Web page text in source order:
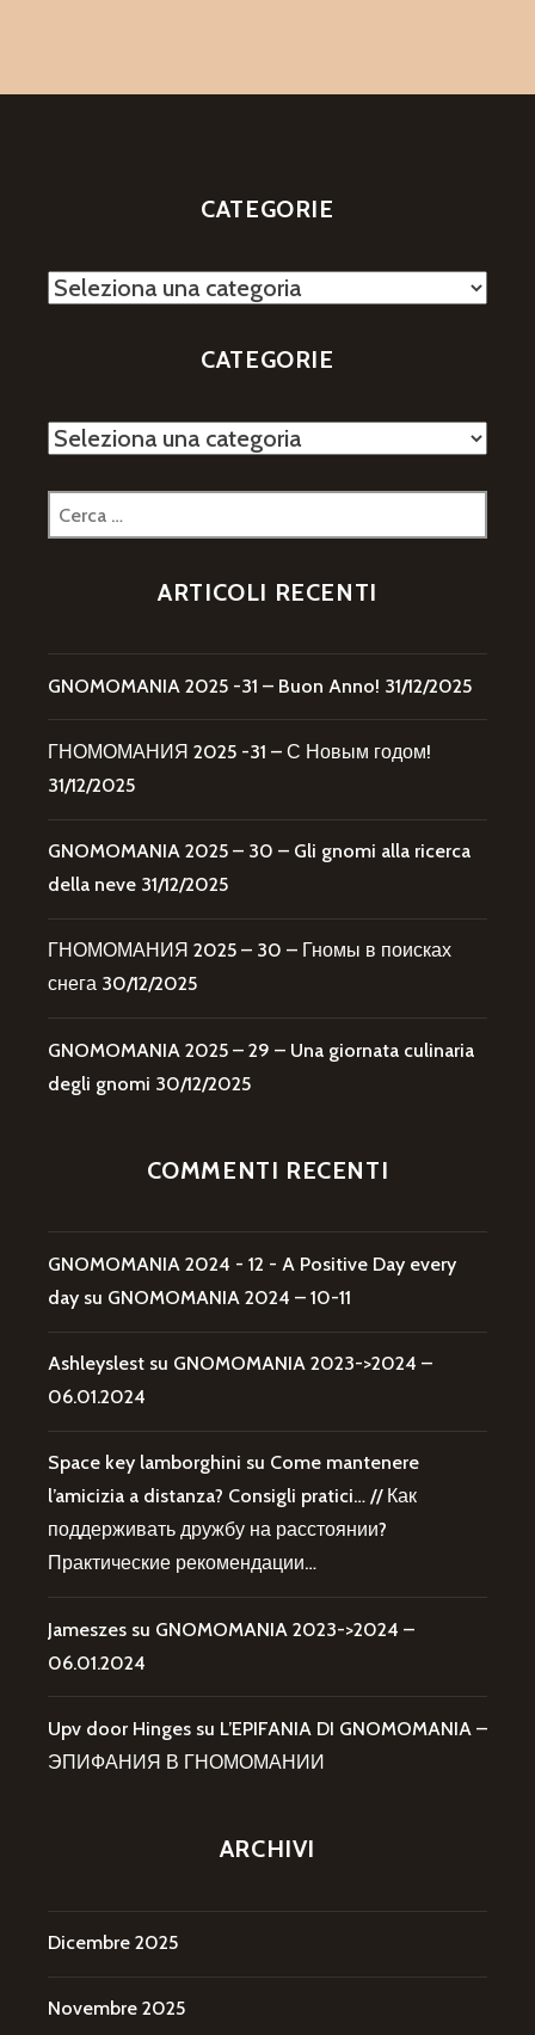
CATEGORIE
Categorie
CATEGORIE
Categorie
Ricerca
per:
ARTICOLI RECENTI
GNOMOMANIA 2025 -31 – Buon Anno! 31/12/2025
ГНОМОМАНИЯ 2025 -31 – С Новым годом!
31/12/2025
GNOMOMANIA 2025 – 30 – Gli gnomi alla ricerca
della neve 31/12/2025
ГНОМОМАНИЯ 2025 – 30 – Гномы в поисках
снега 30/12/2025
GNOMOMANIA 2025 – 29 – Una giornata culinaria
degli gnomi 30/12/2025
COMMENTI RECENTI
GNOMOMANIA 2024 - 12 - A Positive Day every
day su GNOMOMANIA 2024 – 10-11
Ashleyslest su GNOMOMANIA 2023->2024 –
06.01.2024
Space key lamborghini su Come mantenere
l’amicizia a distanza? Consigli pratici… // Как
поддерживать дружбу на расстоянии?
Практические рекомендации…
Jameszes su GNOMOMANIA 2023->2024 –
06.01.2024
Upv door Hinges su L’EPIFANIA DI GNOMOMANIA –
ЭПИФАНИЯ В ГНОМОМАНИИ
ARCHIVI
Dicembre 2025
Novembre 2025